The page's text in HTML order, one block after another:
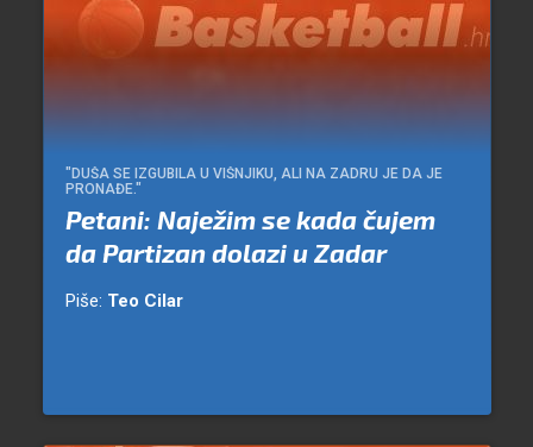
"DUŠA SE IZGUBILA U VIŠNJIKU, ALI NA ZADRU JE DA JE
PRONAĐE."
Petani: Naježim se kada čujem
da Partizan dolazi u Zadar
Piše: Teo Cilar